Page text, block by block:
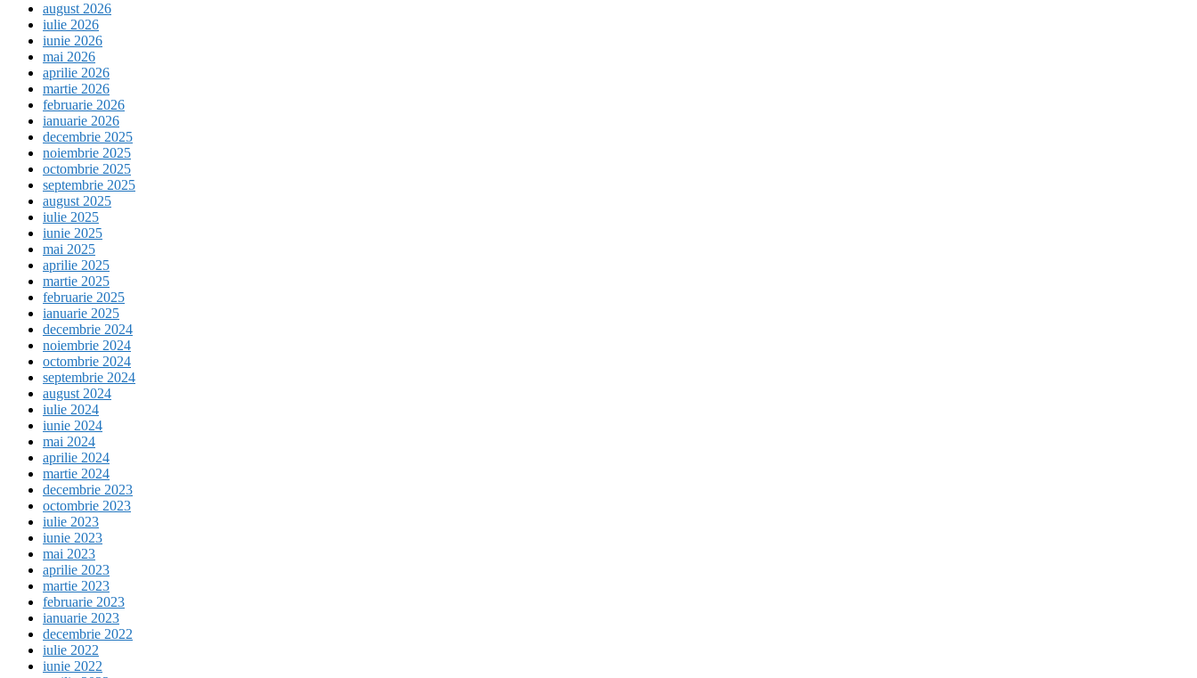
august 2026
iulie 2026
iunie 2026
mai 2026
aprilie 2026
martie 2026
februarie 2026
ianuarie 2026
decembrie 2025
noiembrie 2025
octombrie 2025
septembrie 2025
august 2025
iulie 2025
iunie 2025
mai 2025
aprilie 2025
martie 2025
februarie 2025
ianuarie 2025
decembrie 2024
noiembrie 2024
octombrie 2024
septembrie 2024
august 2024
iulie 2024
iunie 2024
mai 2024
aprilie 2024
martie 2024
decembrie 2023
octombrie 2023
iulie 2023
iunie 2023
mai 2023
aprilie 2023
martie 2023
februarie 2023
ianuarie 2023
decembrie 2022
iulie 2022
iunie 2022